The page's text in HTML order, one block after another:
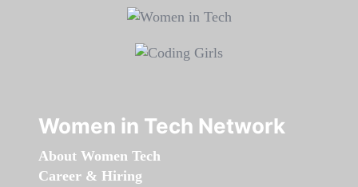
Women in Tech Network
About Women Tech
Career & Hiring